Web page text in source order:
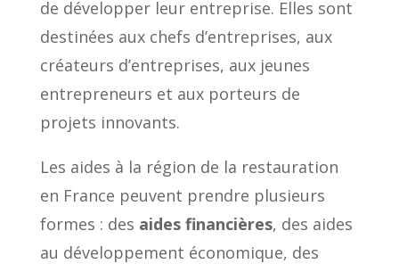
de développer leur entreprise. Elles sont
destinées aux chefs d’entreprises, aux
créateurs d’entreprises, aux jeunes
entrepreneurs et aux porteurs de
projets innovants.
Les aides à la région de la restauration
en France peuvent prendre plusieurs
formes : des aides financières, des aides
au développement économique, des